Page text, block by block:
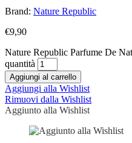
Brand: Nature Republic
€9,90
Nature Republic Parfume De
quantità
Aggiungi al carrello
Aggiungi alla Wishlist
Rimuovi dalla Wishlist
Aggiunto alla Wishlist